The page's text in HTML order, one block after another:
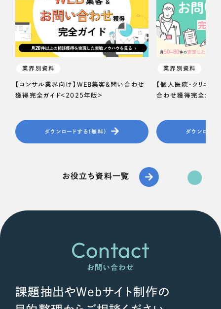
業界別資料
【コンサル業界向け】WEB集客＆問い合わせ
獲得完全ガイド＜2025年版＞
ダウンロードする（無料）
業界別資料
【個人医院・クリニッ
合わせ獲得完全ガイ
ダウンロード
お役立ち資料一覧
Contact
お問い合わせ
課題抽出やWebサイト制作の